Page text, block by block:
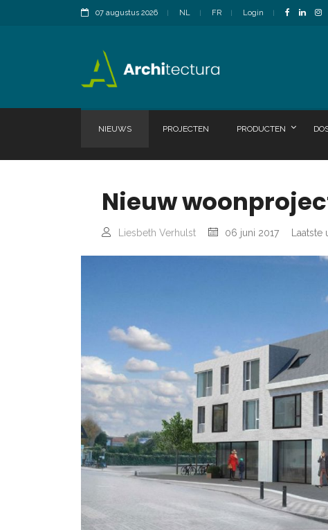
07 augustus 2026 NL FR Login
NIEUWS PROJECTEN PRODUCTEN
Nieuw
Liesbeth Verhulst 06 juni 2017 Laatste